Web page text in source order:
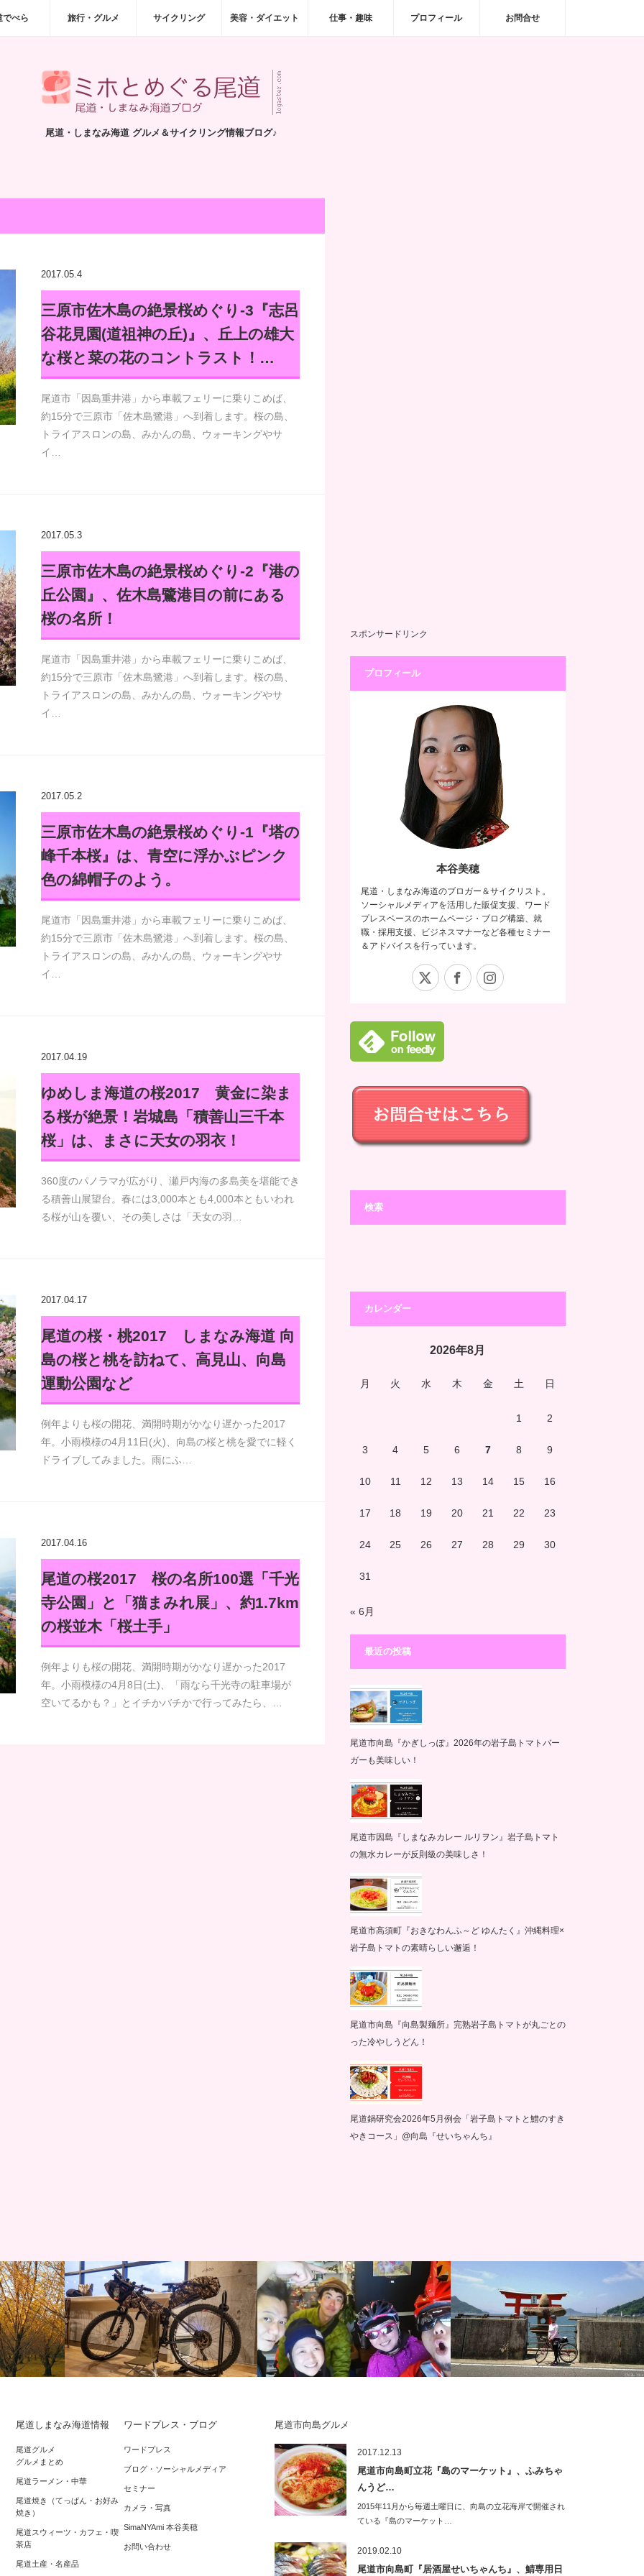
でべら 旅行・グルメ サイクリング 美容・ダイエット 仕事・趣味 プロフィール お問合せ
尾道・しまなみ海道 グルメ＆サイクリング情報ブログ♪
2017.05.4
三原市佐木島の絶景桜めぐり-3『志呂
谷花見園(道祖神の丘)』、丘上の雄大
な桜と菜の花のコントラスト！…
尾道市「因島重井港」から車載フェリーに乗りこめば、
約15分で三原市「佐木島鷺港」へ到着します。桜の島、
トライアスロンの島、みかんの島、ウォーキングやサ
イ…
2017.05.3
三原市佐木島の絶景桜めぐり-2『港の
丘公園』、佐木島鷺港目の前にある
桜の名所！
尾道市「因島重井港」から車載フェリーに乗りこめば、
約15分で三原市「佐木島鷺港」へ到着します。桜の島、
トライアスロンの島、みかんの島、ウォーキングやサ
イ…
2017.05.2
三原市佐木島の絶景桜めぐり-1『塔の
峰千本桜』は、青空に浮かぶピンク
色の綿帽子のよう。
尾道市「因島重井港」から車載フェリーに乗りこめば、
約15分で三原市「佐木島鷺港」へ到着します。桜の島、
トライアスロンの島、みかんの島、ウォーキングやサ
イ…
2017.04.19
ゆめしま海道の桜2017 黄金に染ま
る桜が絶景！岩城島「積善山三千本
桜」は、まさに天女の羽衣！
360度のパノラマが広がり、瀬戸内海の多島美を堪能でき
る積善山展望台。春には3,000本とも4,000本ともいわれ
る桜が山を覆い、その美しさは「天女の羽…
2017.04.17
尾道の桜・桃2017 しまなみ海道 向
島の桜と桃を訪ねて、高見山、向島
運動公園など
例年よりも桜の開花、満開時期がかなり遅かった2017
年。小雨模様の4月11日(火)、向島の桜と桃を愛でに軽く
ドライブしてみました。雨にふ…
2017.04.16
尾道の桜2017 桜の名所100選「千光
寺公園」と「猫まみれ展」、約1.7km
の桜並木「桜土手」
例年よりも桜の開花、満開時期がかなり遅かった2017
年。小雨模様の4月8日(土)、「雨なら千光寺の駐車場が
空いてるかも？」とイチかバチかで行ってみたら、…
スポンサードリンク
プロフィール
本谷美穂
尾道・しまなみ海道のブロガー＆サイクリスト。
ソーシャルメディアを活用した販促支援、ワード
プレスベースのホームページ・ブログ構築、就
職・採用支援、ビジネスマナーなど各種セミナー
＆アドバイスを行っています。
Facebook
検索
カレンダー
2026年8月
月 火 水 木 金 土 日
1 2
3 4 5 6 7 8 9
10 11 12 13 14 15 16
17 18 19 20 21 22 23
24 25 26 27 28 29 30
31
« 6月
最近の投稿
尾道市向島『かぎしっぽ』2026年の岩子島トマトバー
ガーも美味しい！
尾道市因島『しまなみカレー ルリヲン』岩子島トマト
の無水カレーが反則級の美味しさ！
尾道市高須町『おきなわんふ～ど ゆんたく』沖縄料理×
岩子島トマトの素晴らしい邂逅！
尾道市向島『向島製麺所』完熟岩子島トマトが丸ごとの
った冷やしうどん！
尾道鍋研究会2026年5月例会「岩子島トマトと鱧のすき
やきコース」@向島『せいちゃんち』
リング！晩
ツ目指して
中国経済産業局「広域ラグジュアリーツ
ーリズム開発に向けたネットワーク構築
会～Cy…
2018年初詣＆初ライド☆しまなみ海道に
浮かぶ尾道因島、自転車の神様「大山神
社」…
リング♪水陸両用機試験運転に遭遇！
尾道市向島グルメ
2017.12.13
尾道市向島町立花『島のマーケット』、ふみちゃ
んうど…
2015年11月から毎週土曜日に、向島の立花海岸で開催され
ている『島のマーケット…
2019.02.10
尾道市向島町『居酒屋せいちゃんち』、鯖専用日
尾道しまなみ海道情報
尾道グルメ
グルメまとめ
尾道ラーメン・中華
尾道焼き（てっぱん・お好み
焼き）
尾道スウィーツ・カフェ・喫
茶店
尾道土産・名産品
ワードプレス・ブログ
ワードプレス
ブログ・ソーシャルメディア
セミナー
カメラ・写真
SimaNYAmi 本谷美穂
お問い合わせ